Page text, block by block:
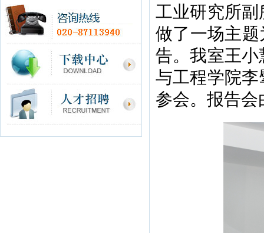
工业研究所
做了一场主
告。我室王
与工程学院
参会。报告